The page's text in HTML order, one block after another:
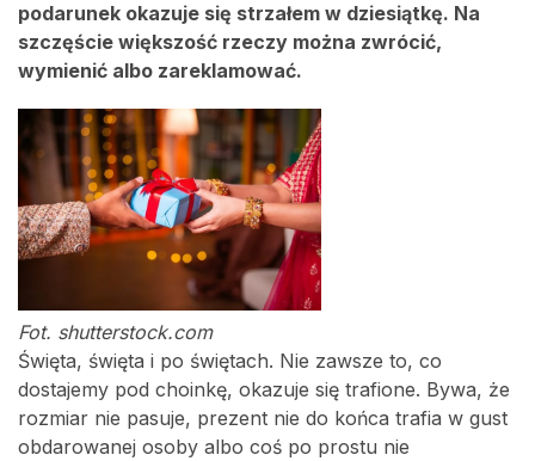
podarunek okazuje się strzałem w dziesiątkę. Na
szczęście większość rzeczy można zwrócić,
wymienić albo zareklamować.
Fot. shutterstock.com
Święta, święta i po świętach. Nie zawsze to, co
dostajemy pod choinkę, okazuje się trafione. Bywa, że
rozmiar nie pasuje, prezent nie do końca trafia w gust
obdarowanej osoby albo coś po prostu nie